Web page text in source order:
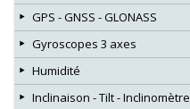
GPS - GNSS - GLONASS
Gyroscopes 3 axes
Humidité
Inclinaison - Tilt - Inclinomètre